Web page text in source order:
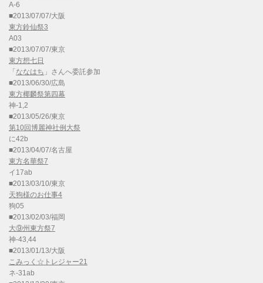
A-6
■2013/07/07/大阪
東方鈴仙祭3
A03
■2013/07/07/東京
東方想七日
「 ななはち 」さんへ委託参加
■2013/06/30/広島
東方椰麟祭第四幕
神-1,2
■2013/05/26/東京
第10回博麗神社例大祭
に42b
■2013/04/07/名古屋
東方名華祭7
イ17ab
■2013/03/10/東京
天狗様のお仕事4
狗05
■2013/02/03/福岡
大⑨州東方祭7
神-43,44
■2013/01/13/大阪
こみっく☆トレジャー21
ネ-31ab